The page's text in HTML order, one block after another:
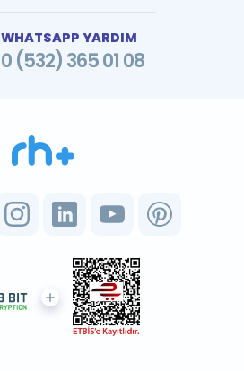
WHATSAPP YARDIM
0 (532) 365 01 08